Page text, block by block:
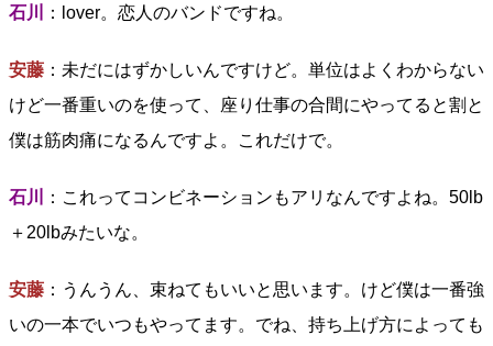
石川 ：lover。恋人のバンドですね。
安藤 ：未だにはずかしいんですけど。単位はよくわからない
けど一番重いのを使って、座り仕事の合間にやってると割と
僕は筋肉痛になるんですよ。これだけで。
石川
：これってコンビネーションもアリなんですよね。50lb
＋20lbみたいな。
安藤 ：うんうん、束ねてもいいと思います。けど僕は一番強
いの一本でいつもやってます。でね、持ち上げ方によっても